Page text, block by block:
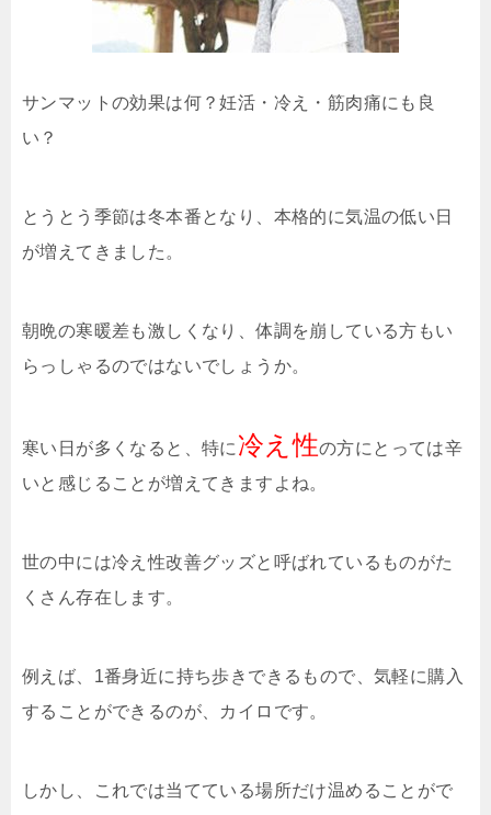
サンマットの効果は何？妊活・冷え・筋肉痛にも良
い？
とうとう季節は冬本番となり、本格的に気温の低い日
が増えてきました。
朝晩の寒暖差も激しくなり、体調を崩している方もい
らっしゃるのではないでしょうか。
寒い日が多くなると、特に 冷え性の方にとっては辛
いと感じることが増えてきますよね。
世の中には冷え性改善グッズと呼ばれているものがた
くさん存在します。
例えば、1番身近に持ち歩きできるもので、気軽に購入
することができるのが、カイロです。
しかし、これでは当てている場所だけ温めることがで